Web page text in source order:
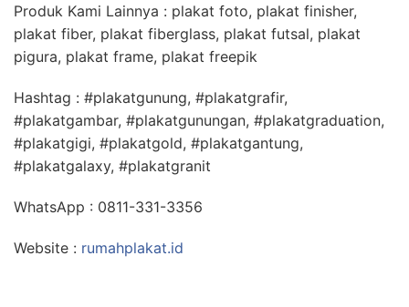
Produk Kami Lainnya : plakat foto, plakat finisher,
plakat fiber, plakat fiberglass, plakat futsal, plakat
pigura, plakat frame, plakat freepik
Hashtag : #plakatgunung, #plakatgrafir,
#plakatgambar, #plakatgunungan, #plakatgraduation,
#plakatgigi, #plakatgold, #plakatgantung,
#plakatgalaxy, #plakatgranit
WhatsApp : 0811-331-3356
Website : rumahplakat.id